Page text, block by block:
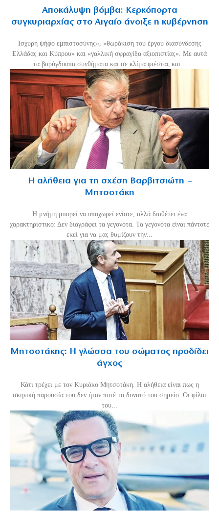
Αποκάλυψη βόμβα: Κερκόπορτα
συγκυριαρχίας στο Αιγαίο άνοιξε η κυβέρνηση
Ισχυρή ψήφο εμπιστοσύνης», «θωράκιση του έργου διασύνδεσης
Ελλάδας και Κύπρου» και «γαλλική σφραγίδα αξιοπιστίας». Με αυτά
τα βαρύγδουπα συνθήματα και σε κλίμα φιέστας και...
Η αλήθεια για τη σχέση Βαρβιτσιώτη –
Μητσοτάκη
H μνήμη μπορεί να υποχωρεί ενίοτε, αλλά διαθέτει ένα
χαρακτηριστικό: Δεν διαγράφει τα γεγονότα. Τα γεγονότα είναι πάντοτε
εκεί για να μας θυμίζουν την...
Μητσοτάκης: Η γλώσσα του σώματος προδίδει
άγχος
Κάτι τρέχει με τον Κυριάκο Μητσοτάκη. Η αλήθεια είναι πως η
σκηνική παρουσία του δεν ήταν ποτέ το δυνατό του σημείο. Οι φίλοι
του...